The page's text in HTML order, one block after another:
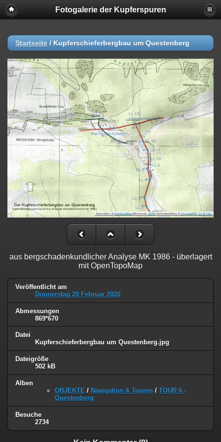
Fotogalerie der Kupferspuren
Startseite / Kupferschieferbergbau um Questenberg
aus bergschadenkundlicher Analyse MK 1986 - überlagert
mit OpenTopoMap
Veröffentlicht am
Donnerstag 20 Februar 2020
Abmessungen
869*670
Datei
Kupferschieferbergbau um Questenberg.jpg
Dateigröße
502 kB
Alben
OBJEKTE / Navigation & Touren / TOUR 6 -
Questenberg
Besuche
2734